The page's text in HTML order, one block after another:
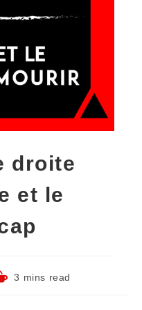
droite
et le
3 mins read